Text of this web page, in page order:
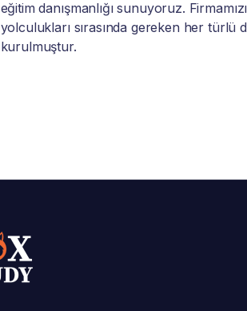
eğitim danışmanlığı sunuyoruz.
yolculukları sırasında gereken her türlü
kurulmuştur.